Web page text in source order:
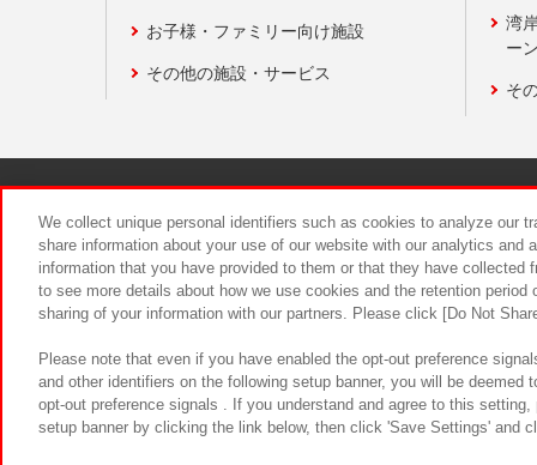
お子様・ファミリー向け施設
その他の施設・サービス
湾
ー
そ
食品のご
We collect unique personal identifiers such as cookies to analyze our
share information about your use of our website with our analytics and
information that you have provided to them or that they have
to see more details about how we use cookies and the retention
sharing of your information with our partners. Please click [Do Not
Please note that even if you have enabled the opt-out preference
and other identifiers on the following setup banner, you will be
opt-out preference signals . If you understand and agree to this
setup banner by clicking the link below, then click 'Save Settings' and